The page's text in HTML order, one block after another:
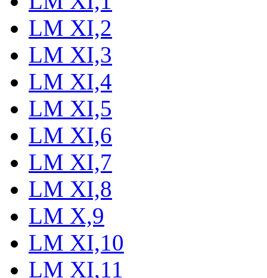
LM XI,2
LM XI,3
LM XI,4
LM XI,5
LM XI,6
LM XI,7
LM XI,8
LM X,9
LM XI,10
LM XI,11